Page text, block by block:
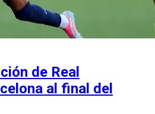
de Real
al final del